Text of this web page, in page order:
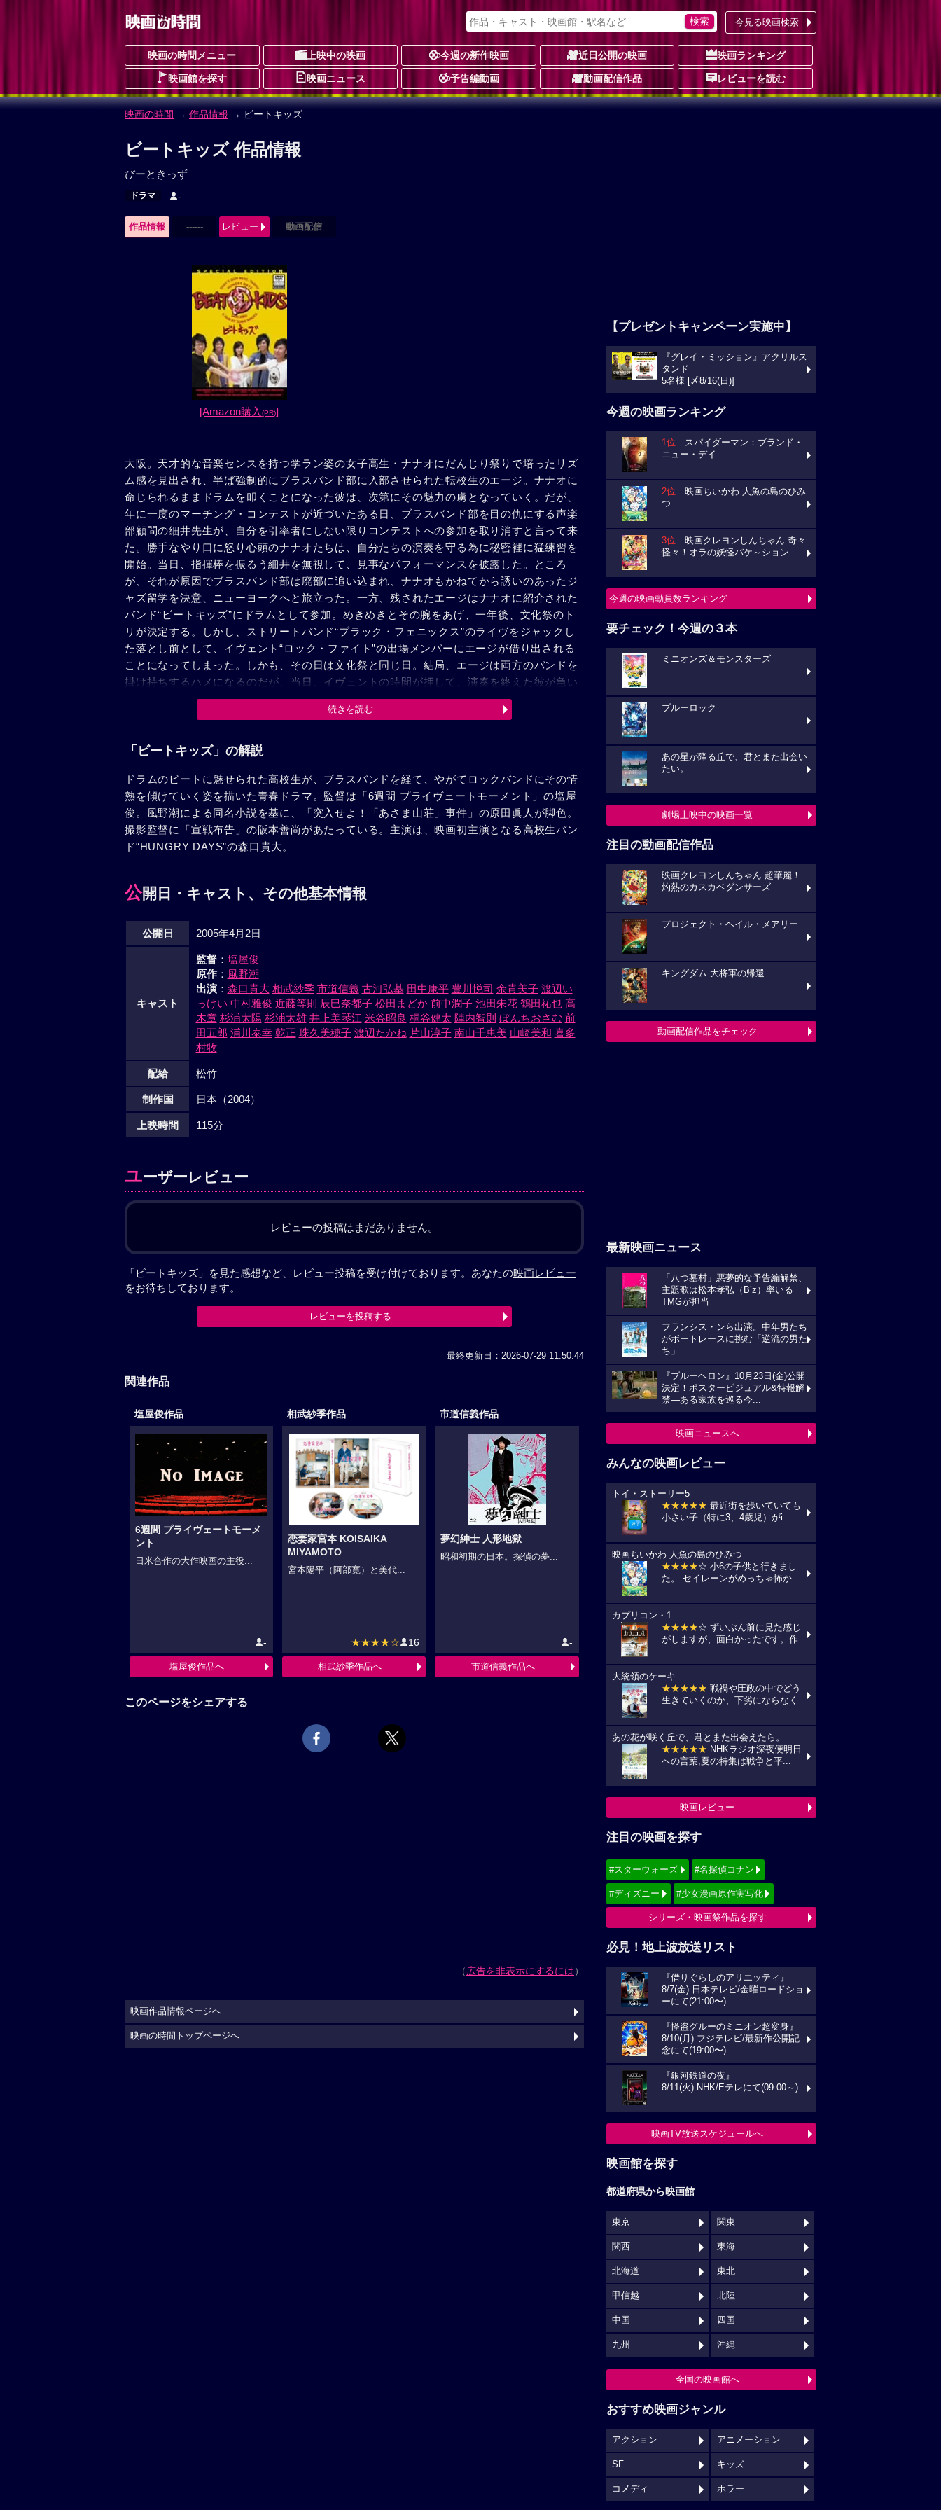
今見る映画検索
映画の時間メニュー 上映中の映画 今週の新作映画 近日公開の映画 映画ランキング
映画館を探す 映画ニュース 予告編動画 動画配信作品 レビューを読む
映画の時間 → 作品情報 → ビートキッズ
ビートキッズ 作品情報
びーときっず
ドラマ -
作品情報 ------ レビュー 動画配信
[Amazon購入(PR)]
大阪。天才的な音楽センスを持つ学ラン姿の女子高生・ナナオにだんじり祭りで培ったリズ
ム感を見出され、半ば強制的にブラスバンド部に入部させられた転校生のエージ。ナナオに
命じられるままドラムを叩くことになった彼は、次第にその魅力の虜となっていく。だが、
年に一度のマーチング・コンテストが近づいたある日、ブラスバンド部を目の仇にする声楽
部顧問の細井先生が、自分を引率者にしない限りコンテストへの参加を取り消すと言って来
た。勝手なやり口に怒り心頭のナナオたちは、自分たちの演奏を守る為に秘密裡に猛練習を
開始。当日、指揮棒を振るう細井を無視して、見事なパフォーマンスを披露した。ところ
が、それが原因でブラスバンド部は廃部に追い込まれ、ナナオもかねてから誘いのあったジ
ャズ留学を決意、ニューヨークへと旅立った。一方、残されたエージはナナオに紹介された
バンド“ビートキッズ”にドラムとして参加。めきめきとその腕をあげ、一年後、文化祭のト
リが決定する。しかし、ストリートバンド“ブラック・フェニックス”のライヴをジャックし
た落とし前として、イヴェント“ロック・ファイト”の出場メンバーにエージが借り出される
ことになってしまった。しかも、その日は文化祭と同じ日。結局、エージは両方のバンドを
掛け持ちするハメになるのだが、当日、イヴェントの時間が押して、演奏を終えた彼が急い
で学校に駆けつけるも公演の時間に間に合わず、彼らを快く思わない細井によって演奏は中
止にされた。だが、諦めきれないビートキッズはゲリラ・ライヴを決行。彼らを応援する生
続きを読む
「ビートキッズ」の解説
ドラムのビートに魅せられた高校生が、ブラスバンドを経て、やがてロックバンドにその情
熱を傾けていく姿を描いた青春ドラマ。監督は「6週間 プライヴェートモーメント」の塩屋
俊。風野潮による同名小説を基に、「突入せよ！「あさま山荘」事件」の原田眞人が脚色。
撮影監督に「宣戦布告」の阪本善尚があたっている。主演は、映画初主演となる高校生バン
ド“HUNGRY DAYS”の森口貴大。
公開日・キャスト、その他基本情報
公開日 2005年4月2日
キャスト
監督： 塩屋俊
原作： 風野潮
出演： 森口貴大 相武紗季 市道信義 古河弘基 田中康平 豊川悦司 余貴美子 渡辺い
っけい 中村雅俊 近藤等則 辰巳奈都子 松田まどか 前中潤子 池田朱花 鶴田祐也 高
木章 杉浦太陽 杉浦太雄 井上美琴江 米谷昭良 桐谷健太 陣内智則 ぼんちおさむ 前
田五郎 浦川泰幸 乾正 珠久美穂子 渡辺たかね 片山淳子 南山千恵美 山崎美和 喜多
村牧
配給 松竹
制作国 日本（2004）
上映時間 115分
ユーザーレビュー
レビューの投稿はまだありません。
「ビートキッズ」を見た感想など、レビュー投稿を受け付けております。あなたの映画レビュー
をお待ちしております。
レビューを投稿する
最終更新日：2026-07-29 11:50:44
関連作品
塩屋俊作品
6週間 プライヴェートモーメ
ント
日米合作の大作映画の主役...
-
塩屋俊作品へ
相武紗季作品
恋妻家宮本 KOISAIKA
MIYAMOTO
宮本陽平（阿部寛）と美代...
★★★★☆ 16
相武紗季作品へ
市道信義作品
夢幻紳士 人形地獄
昭和初期の日本。探偵の夢...
-
市道信義作品へ
このページをシェアする
（広告を非表示にするには）
【プレゼントキャンペーン実施中】
『グレイ・ミッション』アクリルス
タンド
5名様 [〆8/16(日)]
今週の映画ランキング
1位 スパイダーマン：ブランド・
ニュー・デイ
2位 映画ちいかわ 人魚の島のひみ
つ
3位 映画クレヨンしんちゃん 奇々
怪々！オラの妖怪バケ～ション
今週の映画動員数ランキング
要チェック！今週の３本
ミニオンズ＆モンスターズ
ブルーロック
あの星が降る丘で、君とまた出会い
たい。
劇場上映中の映画一覧
注目の動画配信作品
映画クレヨンしんちゃん 超華麗！
灼熱のカスカベダンサーズ
プロジェクト・ヘイル・メアリー
キングダム 大将軍の帰還
動画配信作品をチェック
最新映画ニュース
「八つ墓村」悪夢的な予告編解禁、
主題歌は松本孝弘（B’z）率いる
TMGが担当
フランシス・ンら出演。中年男たち
がボートレースに挑む「逆流の男た
ち」
『ブルーヘロン』10月23日(金)公開
決定！ポスタービジュアル&特報解
禁―ある家族を巡る今...
映画ニュースへ
みんなの映画レビュー
トイ・ストーリー5
★★★★★ 最近街を歩いていても
小さい子（特に3、4歳児）がi...
映画ちいかわ 人魚の島のひみつ
★★★★☆ 小6の子供と行きまし
た。 セイレーンがめっちゃ怖か...
カプリコン・1
★★★★☆ ずいぶん前に見た感じ
がしますが、面白かったです。作...
大統領のケーキ
★★★★★ 戦禍や圧政の中でどう
生きていくのか、下劣にならなく...
あの花が咲く丘で、君とまた出会えたら。
★★★★★ NHKラジオ深夜便明日
への言葉,夏の特集は戦争と平...
映画レビュー
注目の映画を探す
#スターウォーズ #名探偵コナン
#ディズニー #少女漫画原作実写化
シリーズ・映画祭作品を探す
必見！地上波放送リスト
『借りぐらしのアリエッティ』
8/7(金) 日本テレビ/金曜ロードショ
ーにて(21:00〜)
『怪盗グルーのミニオン超変身』
8/10(月) フジテレビ/最新作公開記
念にて(19:00〜)
『銀河鉄道の夜』
8/11(火) NHK/Eテレにて(09:00～)
映画TV放送スケジュールへ
映画館を探す
都道府県から映画館
東京 関東
関西 東海
北海道 東北
甲信越 北陸
中国 四国
九州 沖縄
全国の映画館へ
おすすめ映画ジャンル
アクション アニメーション
SF キッズ
コメディ ホラー
映画作品情報ページへ
映画の時間トップページへ